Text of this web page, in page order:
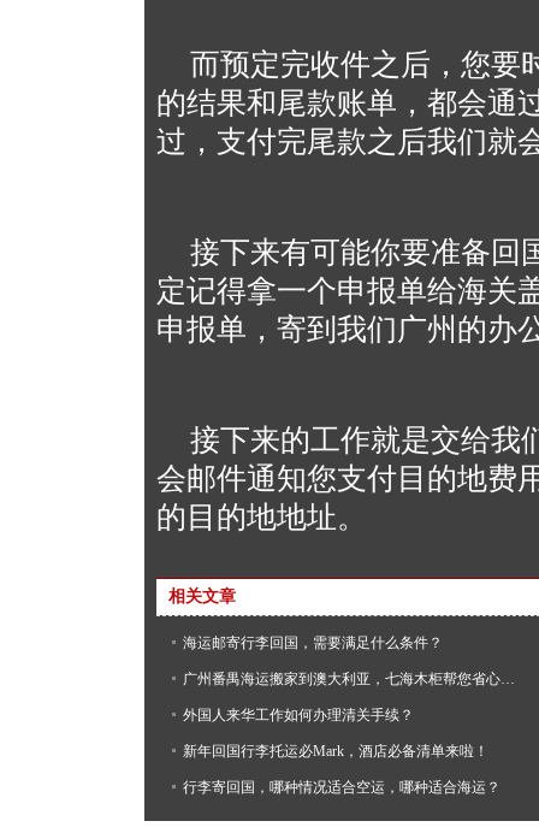
而预定完收件之后，您要
的结果和尾款账单，都会通
过，支付完尾款之后我们就
接下来有可能你要准备回
定记得拿一个申报单给海关
申报单，寄到我们广州的办
接下来的工作就是交给我
会邮件通知您支付目的地费
的目的地地址。
相关文章
海运邮寄行李回国，需要满足什么条件？
广州番禺海运搬家到澳大利亚，七海木柜帮您省心搞定！
外国人来华工作如何办理清关手续？
新年回国行李托运必Mark，酒店必备清单来啦！
行李寄回国，哪种情况适合空运，哪种适合海运？